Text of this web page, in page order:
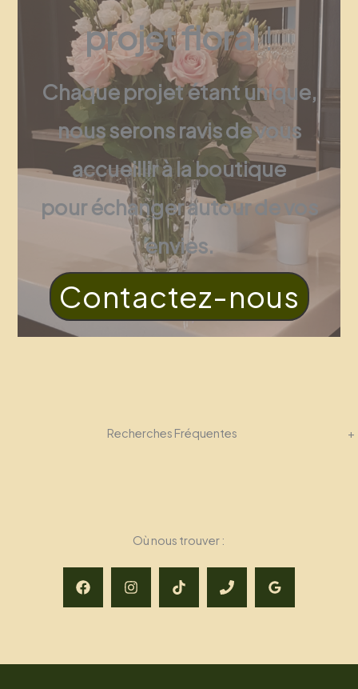
projet floral!
Chaque projet étant unique,
nous serons ravis de vous
accueillir à la boutique
pour échanger autour de vos
envies.
Contactez-nous
Recherches Fréquentes +
Où nous trouver :